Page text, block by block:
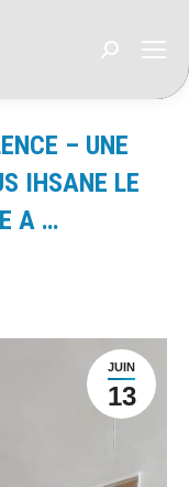
Recherche
– UNE
IHSANE LE
A …
JUIN
13